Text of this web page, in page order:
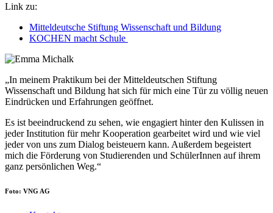
Link zu:
Mitteldeutsche Stiftung Wissenschaft und Bildung
KOCHEN macht Schule
„In meinem Praktikum bei der Mitteldeutschen Stiftung
Wissenschaft und Bildung hat sich für mich eine Tür zu völlig neuen
Eindrücken und Erfahrungen geöffnet.
Es ist beeindruckend zu sehen, wie engagiert hinter den Kulissen in
jeder Institution für mehr Kooperation gearbeitet wird und wie viel
jeder von uns zum Dialog beisteuern kann. Außerdem begeistert
mich die Förderung von Studierenden und SchülerInnen auf ihrem
ganz persönlichen Weg.“
Foto: VNG AG